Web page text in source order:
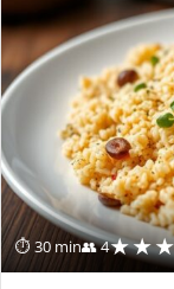
⏱ 30 min👥 4